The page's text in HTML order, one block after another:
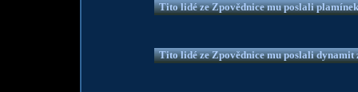
Tito lidé ze Zpovědnice mu poslali
Tito lidé ze Zpovědnice mu poslali dynamit